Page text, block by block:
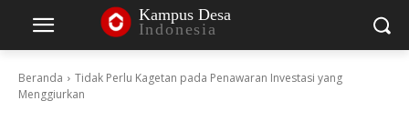
Kampus Desa
Indonesia
Beranda
Tidak Perlu Kagetan pada Penawaran Investasi yang
Menggiurkan